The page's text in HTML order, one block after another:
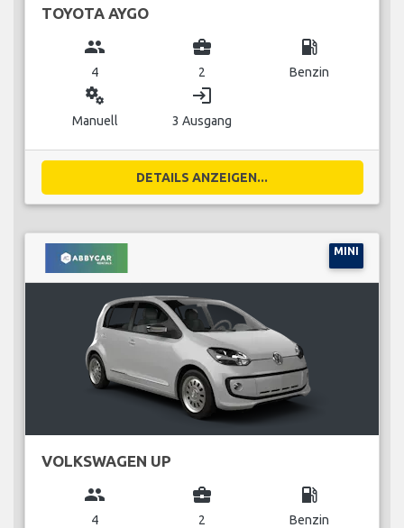
TOYOTA AYGO
group
4
business_center
2
local_gas_station
Benzin
miscellaneous_services
Manuell
login
3 Ausgang
DETAILS ANZEIGEN...
MINI
VOLKSWAGEN UP
group
4
business_center
2
local_gas_station
Benzin